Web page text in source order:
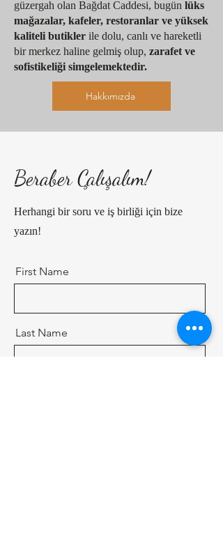
güzergah olan Bağdat Caddesi, bugün lüks
mağazalar, kafeler, restoranlar ve yüksek
kaliteli butikler ile dolu, canlı ve hareketli
bir merkez haline gelmiş olup, zarafet ve
sofistikeliği simgelemektedir.
Hakkımızda
Beraber Çalışalım!
Herhangi bir soru ve iş birliği için bize
yazın!
First Name
Last Name